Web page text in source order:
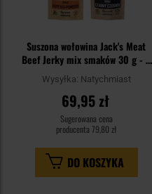
Suszona wołowina Jack's Meat
Beef Jerky mix smaków 30 g - 4
szt.
Wysyłka: Natychmiast
69,95 zł
Sugerowana cena
producenta 79,80 zł
DO KOSZYKA